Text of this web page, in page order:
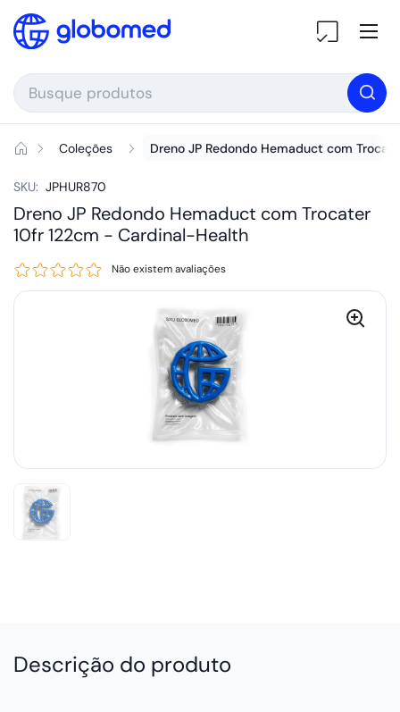
Ir para o conteúdo
Coleções Dreno JP Redondo Hemaduct com
SKU: JPHUR870
Dreno JP Redondo Hemaduct com Trocater
10fr 122cm - Cardinal-Health
Não existem avaliações
Descrição do produto